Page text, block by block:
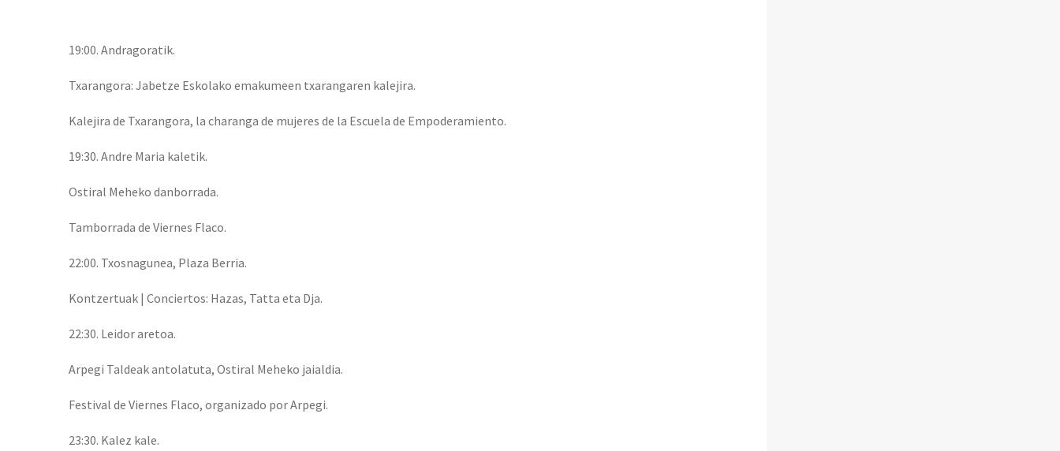
19:00. Andragoratik.
Txarangora: Jabetze Eskolako emakumeen txarangaren kalejira.
Kalejira de Txarangora, la charanga de mujeres de la Escuela de Empoderamiento.
19:30. Andre Maria kaletik.
Ostiral Meheko danborrada.
Tamborrada de Viernes Flaco.
22:00. Txosnagunea, Plaza Berria.
Kontzertuak | Conciertos: Hazas, Tatta eta Dja.
22:30. Leidor aretoa.
Arpegi Taldeak antolatuta, Ostiral Meheko jaialdia.
Festival de Viernes Flaco, organizado por Arpegi.
23:30. Kalez kale.